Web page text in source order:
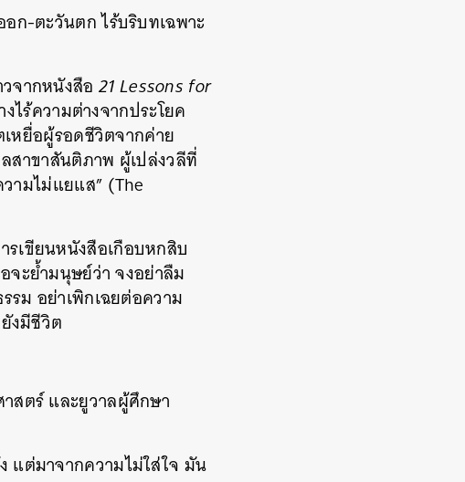
ก-ตะวันตก ไร้บริบทเฉพาะ
จากหนังสือ 21 Lessons for
ไร้ความต่างจากประโยค
หยื่อผู้รอดชีวิตจากค่าย
สาขาสันติภาพ ผู้เปล่งวลีที่
ามไม่แยแส” (The
เขียนหนังสือเกือบหกสิบ
จะย้ำมนุษย์ว่า จงอย่าลืม
ม อย่าเพิกเฉยต่อความ
งมีชีวิต
สตร์ และยูวาลผู้ศึกษา
แต่มาจากความไม่ใส่ใจ มัน